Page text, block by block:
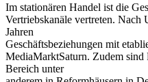
Im stationären Handel ist die
Vertriebskanäle vertreten. Nach
Jahren
Geschäftsbeziehungen mit
MediaMarktSaturn. Zudem sind
Bereich unter